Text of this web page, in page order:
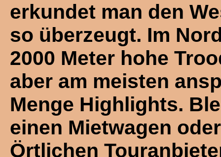
erkundet man den
so überzeugt. Im
2000 Meter hohe
aber am meisten
Menge Highlights.
einen Mietwagen
Örtlichen